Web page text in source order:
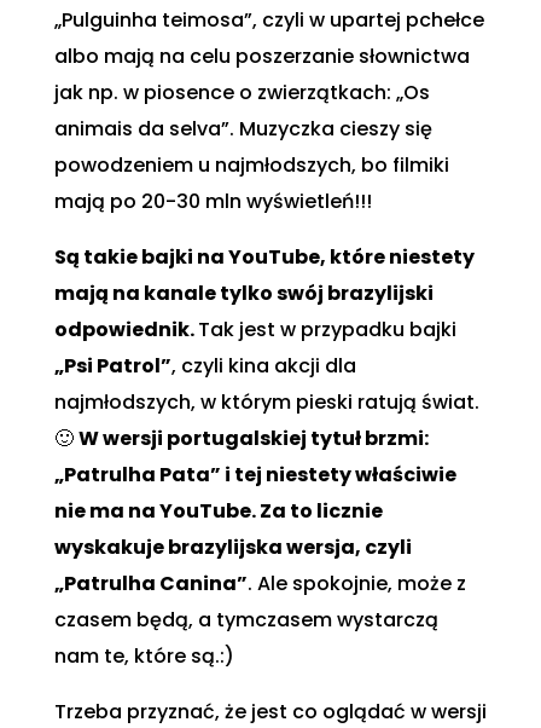
„Pulguinha teimosa”, czyli w upartej pchełce
albo mają na celu poszerzanie słownictwa
jak np. w piosence o zwierzątkach: „Os
animais da selva”. Muzyczka cieszy się
powodzeniem u najmłodszych, bo filmiki
mają po 20-30 mln wyświetleń!!!
Są takie bajki na YouTube, które niestety
mają na kanale tylko swój brazylijski
odpowiednik.Tak jest w przypadku bajki
„Psi Patrol”, czyli kina akcji dla
najmłodszych, w którym pieski ratują świat.
🙂W wersji portugalskiej tytuł brzmi:
„Patrulha Pata” i tej niestety właściwie
nie ma na YouTube. Za to licznie
wyskakuje brazylijska wersja, czyli
„Patrulha Canina”. Ale spokojnie, może z
czasem będą, a tymczasem wystarczą
nam te, które są.:)
Trzeba przyznać, że jest co oglądać w wersji